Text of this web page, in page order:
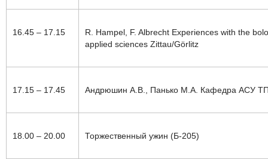
16.45 – 17.15 R. Hampel, F. Albrecht Experiences with the
applied sciences Zittau/Görlitz
17.15 – 17.45 Андрюшин А.В., Панько М.А. Кафедра АСУ ТП
18.00 – 20.00 Торжественный ужин (Б-205)